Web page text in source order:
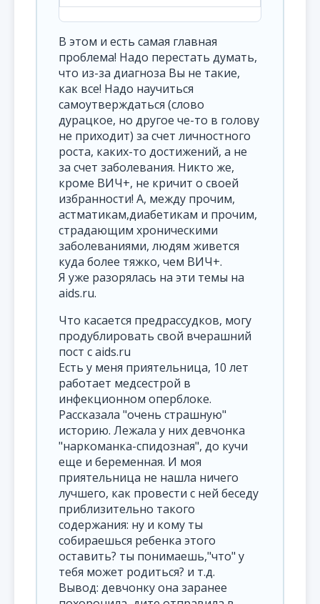
В этом и есть самая главная
проблема! Надо перестать думать,
что из-за диагноза Вы не такие,
как все! Надо научиться
самоутверждаться (слово
дурацкое, но другое че-то в голову
не приходит) за счет личностного
роста, каких-то достижений, а не
за счет заболевания. Никто же,
кроме ВИЧ+, не кричит о своей
избранности! А, между прочим,
астматикам,диабетикам и прочим,
страдающим хроническими
заболеваниями, людям живется
куда более тяжко, чем ВИЧ+.
Я уже разорялась на эти темы на
aids.ru.
Что касается предрассудков, могу
продублировать свой вчерашний
пост с aids.ru
Есть у меня приятельница, 10 лет
работает медсестрой в
инфекционном оперблоке.
Рассказала "очень страшную"
историю. Лежала у них девчонка
"наркоманка-спидозная", до кучи
еще и беременная. И моя
приятельница не нашла ничего
лучшего, как провести с ней беседу
приблизительно такого
содержания: ну и кому ты
собираешься ребенка этого
оставить? ты понимаешь,"что" у
тебя может родиться? и т.д.
Вывод: девчонку она заранее